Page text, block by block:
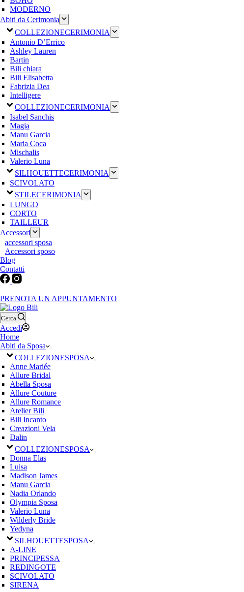
MODERNO
Abiti da Cerimonia
COLLEZIONECERIMONIA
Antonio D’Errico
Ashley Lauren
Bartin
Bili chiara
Bili Elisabetta
Fabrizia Dea
Intelligere
COLLEZIONECERIMONIA
Isabel Sanchis
Magia
Manu Garcia
Maria Coca
Mischalis
Valerio Luna
SILHOUETTECERIMONIA
SCIVOLATO
STILECERIMONIA
LUNGO
CORTO
TAILLEUR
Accessori
accessori sposa
Accessori sposo
Blog
Contatti
PRENOTA UN APPUNTAMENTO
Cerca
Accedi
Home
Abiti da Sposa
COLLEZIONESPOSA
Anne Mariée
Allure Bridal
Abella Sposa
Allure Couture
Allure Romance
Atelier Bili
Bili Incanto
Creazioni Vela
Dalin
COLLEZIONESPOSA
Donna Elas
Luisa
Madison James
Manu Garcia
Nadia Orlando
Olympia Sposa
Valerio Luna
Wilderly Bride
Yedyna
SILHOUETTESPOSA
A-LINE
PRINCIPESSA
REDINGOTE
SCIVOLATO
SIRENA